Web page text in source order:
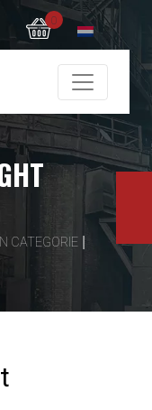
0
CATEGORIE